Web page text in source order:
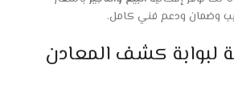
وضمان ودعم فني كامل.
لبوابة كشف المعادن